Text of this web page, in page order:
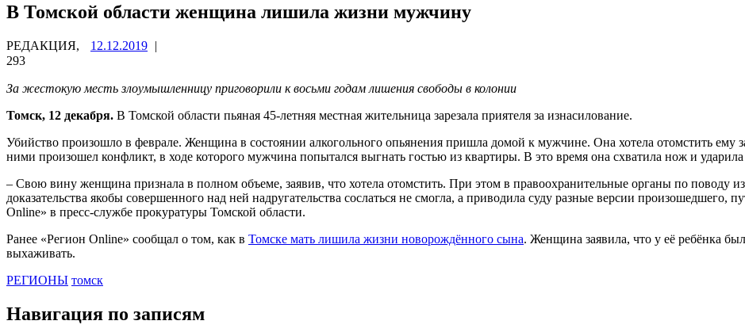
В Томской области женщина лишила жизни мужчину
РЕДАКЦИЯ, 12.12.2019 |
293
За жестокую месть злоумышленницу приговорили к восьми годам лишения свободы в колонии
Томск, 12 декабря. В Томской области пьяная 45-летняя местная жительница зарезала приятеля за изнасилование.
Убийство произошло в феврале. Женщина в состоянии алкогольного опьянения пришла домой к мужчине. Она хотела отомстить ему
ними произошел конфликт, в ходе которого мужчина попытался выгнать гостью из квартиры. В это время она схватила нож и ударила
– Свою вину женщина признала в полном объеме, заявив, что хотела отомстить. При этом в правоохранительные органы по поводу
доказательства якобы совершенного над ней надругательства сослаться не смогла, а приводила суду разные версии произошедшего,
Online» в пресс-службе прокуратуры Томской области.
Ранее «Регион Online» сообщал о том, как в Томске мать лишила жизни новорождённого сына. Женщина заявила, что у её ребёнка
выхаживать.
РЕГИОНЫ томск
Навигация по записям